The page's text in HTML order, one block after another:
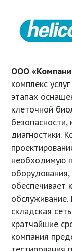
ООО
комплекс
этапах
клеточной
безопасности,
диагностики.
необходимую
обеспечивает
обслуживание.
складская
кратчайшие
компания